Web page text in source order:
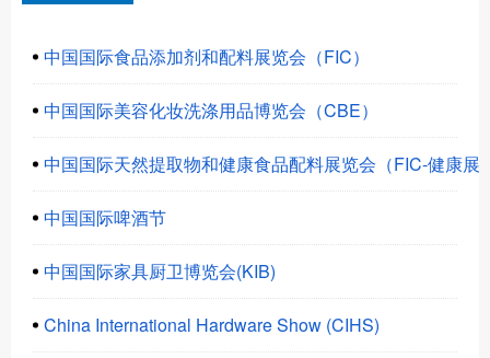
中国国际食品添加剂和配料展览会（FIC）
中国国际美容化妆洗涤用品博览会（CBE）
中国国际天然提取物和健康食品配料展览会（FIC-健康展
中国国际啤酒节
中国国际家具厨卫博览会(KIB)
China International Hardware Show (CIHS)